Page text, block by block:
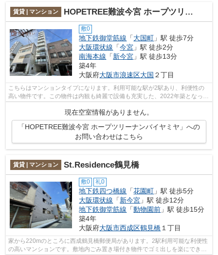
賃貸 | マンション HOPETREE難波今宮 ホープツリーナンバイヤミヤ
敷0
地下鉄御堂筋線 「大国町 」駅 徒歩7分
大阪環状線 「今宮 」駅 徒歩2分
南海本線 「新今宮 」駅 徒歩13分
築4年
大阪府大阪市浪速区大国 ２丁目
こちらはマンションタイプになります。利用可能な駅が2駅あり、利便性の
高い物件です。この物件は内観も綺麗で設備も充実した、2022年築となって
現在空室情報がありません。
「HOPETREE難波今宮 ホープツリーナンバイヤミヤ」への
お問い合わせはこちら
賃貸 | マンション St.Residence鶴見橋
敷0 礼0
地下鉄四つ橋線 「花園町 」駅 徒歩5分
大阪環状線 「新今宮 」駅 徒歩12分
地下鉄御堂筋線 「動物園前 」駅 徒歩15分
築4年
大阪府大阪市西成区鶴見橋 １丁目
家から220mのところに西成鶴見橋郵便局があります。2駅利用可能な利便性
の高いマンションです。敷地内ごみ置き場付き物件でゴミ出しを楽にできま